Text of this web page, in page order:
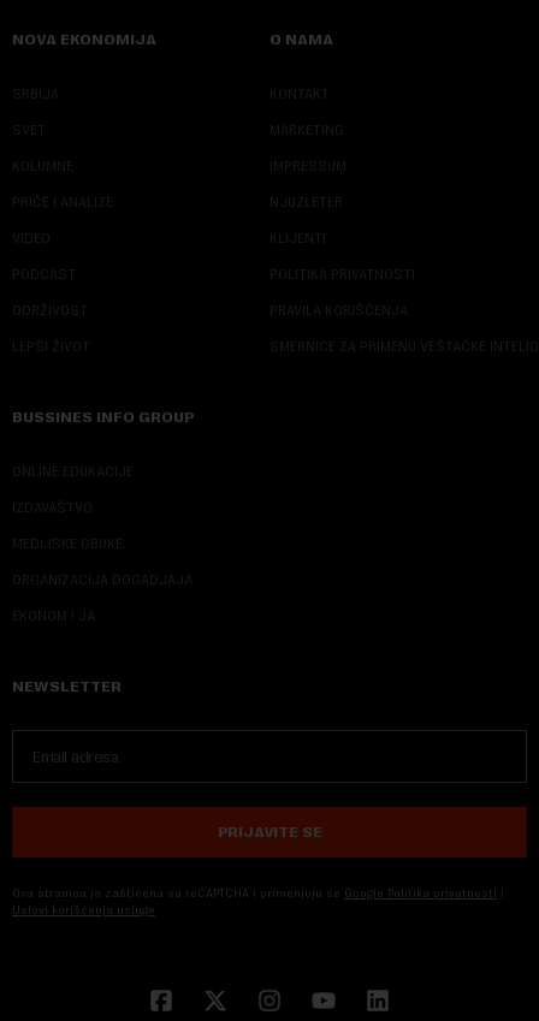
NOVA EKONOMIJA
SRBIJA
SVET
KOLUMNE
PRIČE I ANALIZE
VIDEO
PODCAST
ODRŽIVOST
LEPŠI ŽIVOT
O NAMA
KONTAKT
MARKETING
IMPRESSUM
NJUZLETER
KLIJENTI
POLITIKA PRIVATNOSTI
PRAVILA KORIŠĆENJA
SMERNICE ZA PRIMENU VEŠTAČKE
BUSSINES INFO GROUP
ONLINE EDUKACIJE
IZDAVAŠTVO
MEDIJSKE OBUKE
ORGANIZACIJA DOGADJAJA
EKONOM I JA
NEWSLETTER
PRIJAVITE SE
Ova stranica je zaštićena sa reCAPTCHA i primenjuju se Google Politika privatnosti i
Uslovi korišćenja usluge